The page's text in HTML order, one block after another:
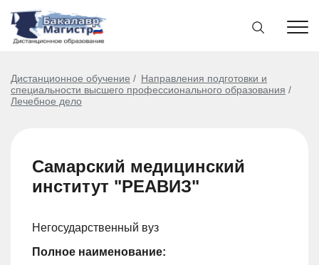
Дистанционное обучение
Направления подготовки и
специальности высшего профессионального образования
Лечебное дело
Самарский медицинский
институт "РЕАВИЗ"
Негосударственный вуз
Полное наименование: